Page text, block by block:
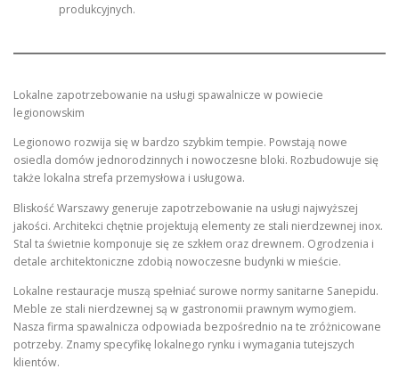
produkcyjnych.
Lokalne zapotrzebowanie na usługi spawalnicze w powiecie
legionowskim
Legionowo rozwija się w bardzo szybkim tempie. Powstają nowe
osiedla domów jednorodzinnych i nowoczesne bloki. Rozbudowuje się
także lokalna strefa przemysłowa i usługowa.
Bliskość Warszawy generuje zapotrzebowanie na usługi najwyższej
jakości. Architekci chętnie projektują elementy ze stali nierdzewnej inox.
Stal ta świetnie komponuje się ze szkłem oraz drewnem. Ogrodzenia i
detale architektoniczne zdobią nowoczesne budynki w mieście.
Lokalne restauracje muszą spełniać surowe normy sanitarne Sanepidu.
Meble ze stali nierdzewnej są w gastronomii prawnym wymogiem.
Nasza firma spawalnicza odpowiada bezpośrednio na te zróżnicowane
potrzeby. Znamy specyfikę lokalnego rynku i wymagania tutejszych
klientów.